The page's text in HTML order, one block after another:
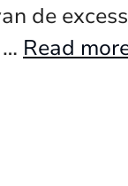
de
Read